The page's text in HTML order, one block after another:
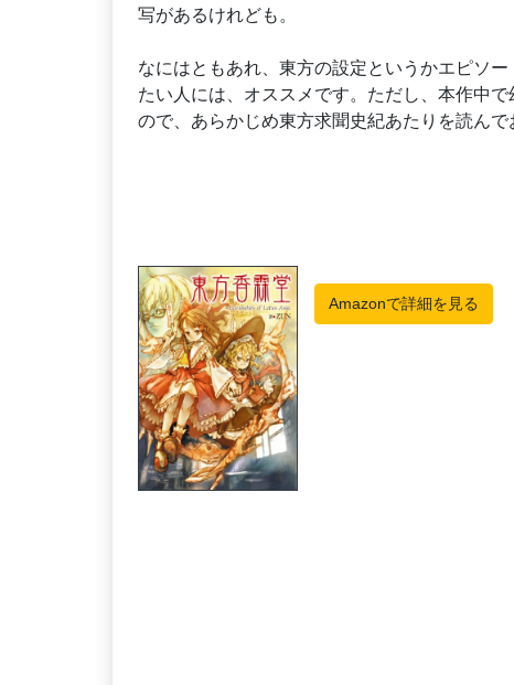
写があるけれども。
なにはともあれ、東方の設定というかエピソ
たい人には、オススメです。ただし、本作中
ので、あらかじめ東方求聞史紀あたりを読んで